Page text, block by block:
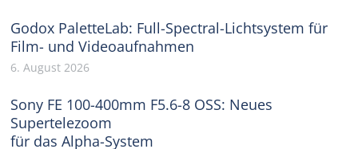
Godox PaletteLab: Full-Spectral-Lichtsystem für
Film- und Videoaufnahmen
6. August 2026
Sony FE 100-400mm F5.6-8 OSS: Neues
Supertelezoom
für das Alpha-System